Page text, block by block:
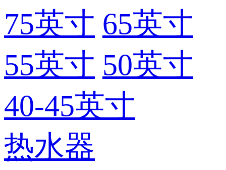
75英寸 65英寸
55英寸 50英寸
40-45英寸
热水器